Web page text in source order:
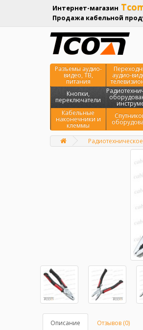
Интернет-магазин
Продажа кабельной
Разъемы аудио-
видео, ТВ,
питания
аудио-
Кнопки,
переключатели
Кабельные
наконечники и
клеммы
Главная
Описание Отзывов (0)